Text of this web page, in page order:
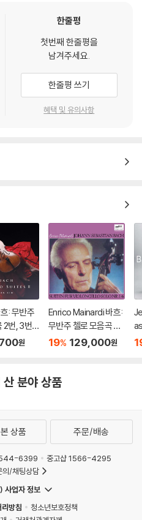
한줄평
첫번째 한줄평을
남겨주세요.
한줄평 쓰기
혜택 및 유의사항
: 무반주
2번, 3번,
Cello
원
Enrico Mainardi 바흐:
무반주 첼로 모음곡 전
곡 (Bach: Cello Suite
19% 129,000원
분야 상품
상품 주문/배송
6399
중고샵 1566-4295
/채팅상담
사업자 정보
방침
청소년보호정책